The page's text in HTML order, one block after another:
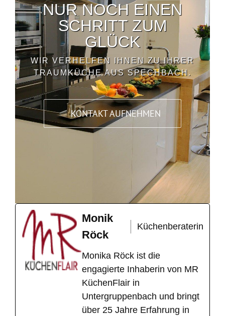
NUR NOCH EINEN
SCHRITT ZUM
GLÜCK
WIR VERHELFEN IHNEN ZU IHRER
TRAUMKÜCHE AUS SPECHBACH.
KONTAKT AUFNEHMEN
Monik
Röck
Küchenberaterin
Monika Röck ist die
engagierte Inhaberin von MR
KüchenFlair in
Untergruppenbach und bringt
über 25 Jahre Erfahrung in